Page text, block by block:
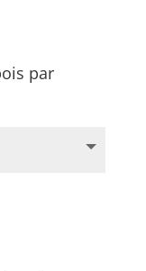
par